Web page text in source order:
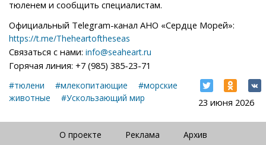
тюленем и сообщить специалистам.
Официальный Telegram-канал АНО «Сердце Морей»:
https://t.me/Theheartoftheseas
Связаться с нами: info@seaheart.ru
Горячая линия: +7 (985) 385-23-71
23 июня 2026
#тюлени #млекопитающие
#морские
животные
#Ускользающий мир
О проекте Реклама Архив